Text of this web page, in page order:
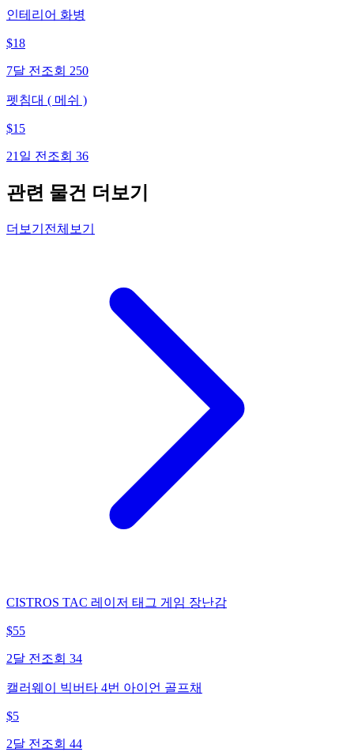
인테리어 화병
$18
7달 전 조회 250
펫침대 ( 메쉬 )
$15
21일 전 조회 36
관련 물건 더보기
더보기 전체보기
CISTROS TAC 레이저 태그 게임 장난감
$55
2달 전 조회 34
캘러웨이 빅버타 4번 아이언 골프채
$5
2달 전 조회 44